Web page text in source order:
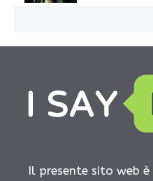
Il presente sito web